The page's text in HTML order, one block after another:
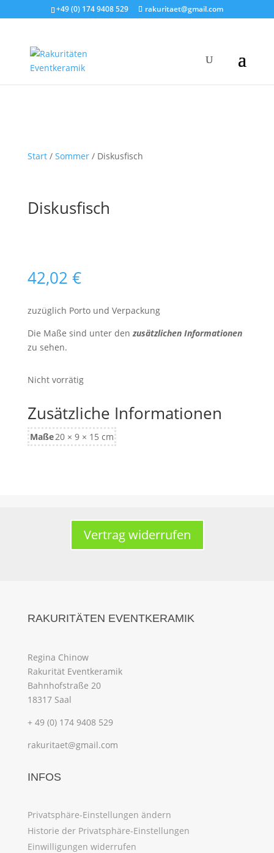
+49 (0) 174 9408 529 rakuritaet@gmail.com
Start/ Sommer/ Diskusfisch
Diskusfisch
42,02 €
zuzüglich Porto und Verpackung
Die Maße sind unter denzusätzlichen Informationen
zu sehen.
Nicht vorrätig
Zusätzliche Informationen
Maße20 × 9 × 15 cm
Vertrag widerrufen
RAKURITÄTEN EVENTKERAMIK
Regina Chinow
Rakurität Eventkeramik
Bahnhofstraße 20
18317 Saal
+ 49 (0) 174 9408 529
rakuritaet@gmail.com
INFOS
Privatsphäre-Einstellungen ändern
Historie der Privatsphäre-Einstellungen
Einwilligungen widerrufen